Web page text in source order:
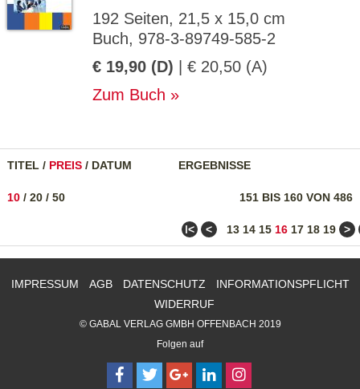
192 Seiten, 21,5 x 15,0 cm
Buch, 978-3-89749-585-2
€ 19,90 (D) | € 20,50 (A)
Zum Buch
TITEL / PREIS / DATUM ERGEBNISSE
151 BIS 160 VON 486
10 / 20 / 50
ǀ< < 13 14 15 16 17 18 19 >
IMPRESSUM AGB DATENSCHUTZ
INFORMATIONSPFLICHT
WIDERRUF
© GABAL VERLAG GMBH OFFENBACH 2019
Folgen auf